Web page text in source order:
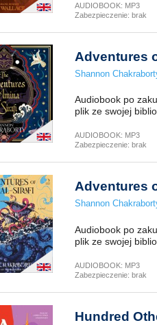
AUDIOBOOK: MP3
Zabezpieczenie: brak
Adventures
Shannon
Audiobook po
plik ze swojej
AUDIOBOOK: MP3
Zabezpieczenie: brak
Adventures
Shannon
Audiobook po
plik ze swojej
AUDIOBOOK: MP3
Zabezpieczenie: brak
Hundred